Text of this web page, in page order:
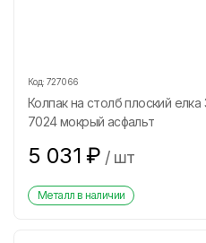
Код: 727066
Колпак на столб плоский
7024 мокрый асфальт
5 031 ₽ / шт
Металл в наличии